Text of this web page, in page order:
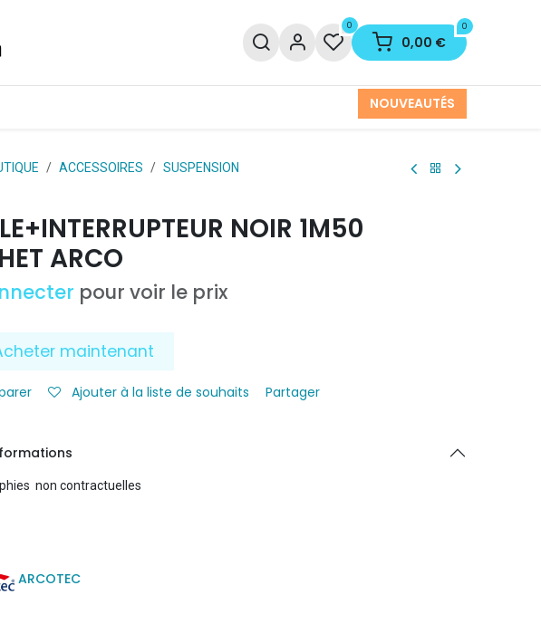
0 0
0,00 €
NOUVEAUTÉS
ACCESSOIRES SUSPENSION
NOIR 1M50
ARCO
pour voir le prix
maintenant
Ajouter à la liste de souhaits Partager
non contractuelles
ARCOTEC